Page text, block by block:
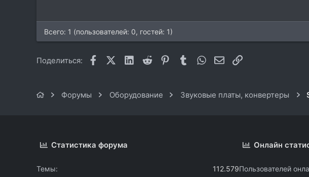
Всего: 1 (пользователей: 0, гостей: 1)
Поделиться: FacebookX (Twitter)
LinkedIn
Reddit Pinterest
TumblrWhatsAppЭлектронная почта
Ссылка
Форумы Оборудование Звуковые платы, конвертеры
Статистика форума
Темы
112.579
Онлайн
Пользователей